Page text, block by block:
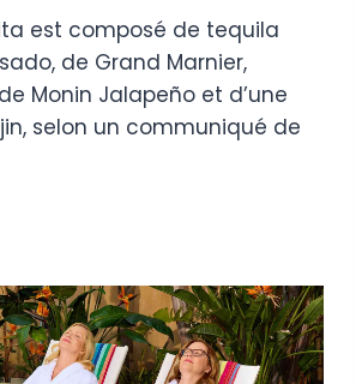
est composé de tequila
de Grand Marnier,
Monin Jalapeño et d’une
selon un communiqué de